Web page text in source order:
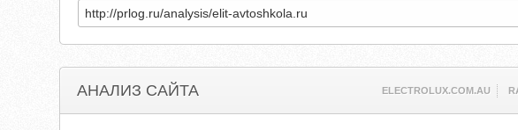
АНАЛИЗ САЙТА ELECTROLUX.COM.AU